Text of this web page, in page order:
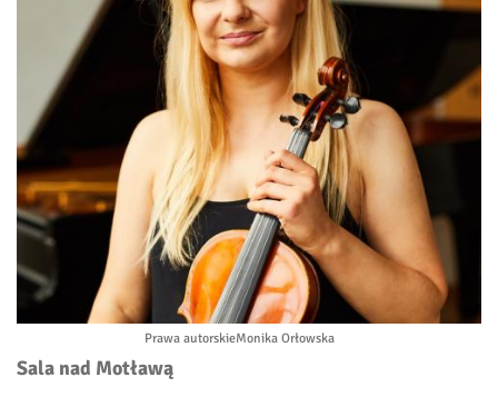
Prawa autorskieMonika Orłowska
Sala nad Motławą